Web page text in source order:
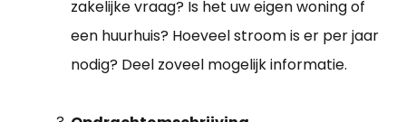
zakelijke vraag? Is het uw eigen woning of
een huurhuis? Hoeveel stroom is er per jaar
nodig? Deel zoveel mogelijk informatie.